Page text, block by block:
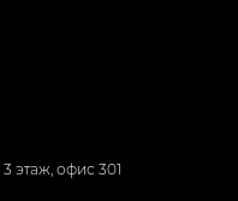
этаж, офис 301